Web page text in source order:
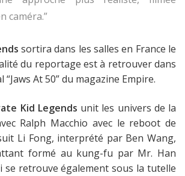
caméra.”
sortira dans les salles en France le
du reportage est à retrouver dans
At 50” du magazine Empire.
Kid Legends unit les univers de la
Ralph Macchio avec le reboot de
Li Fong, interprété par Ben Wang,
formé au kung-fu par Mr. Han
se retrouve également sous la tutelle